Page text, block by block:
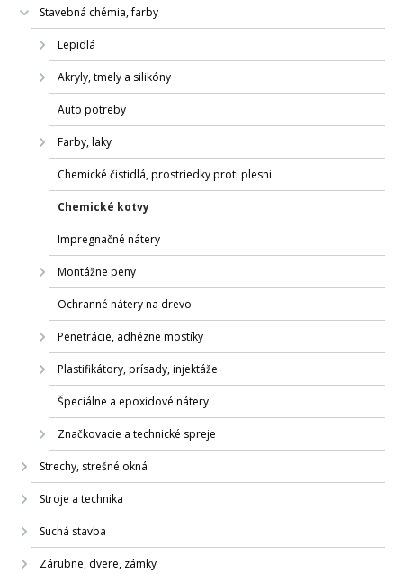
Stavebná chémia, farby
Lepidlá
Akryly, tmely a silikóny
Auto potreby
Farby, laky
Chemické čistidlá, prostriedky proti plesni
Chemické kotvy
Impregnačné nátery
Montážne peny
Ochranné nátery na drevo
Penetrácie, adhézne mostíky
Plastifikátory, prísady, injektáže
Špeciálne a epoxidové nátery
Značkovacie a technické spreje
Strechy, strešné okná
Stroje a technika
Suchá stavba
Zárubne, dvere, zámky